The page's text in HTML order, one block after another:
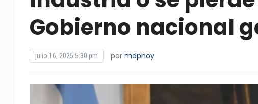
Gobierno nacional
julio 16, 2025 5:30 pm por mdphoy